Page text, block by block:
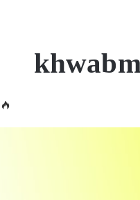
khwab